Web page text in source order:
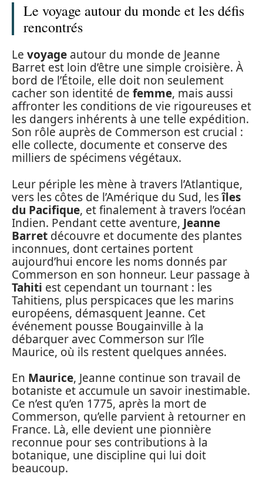
Le voyage autour du monde et les défis
rencontrés
Le voyage autour du monde de Jeanne
Barret est loin d’être une simple croisière. À
bord de l’Étoile, elle doit non seulement
cacher son identité de femme, mais aussi
affronter les conditions de vie rigoureuses et
les dangers inhérents à une telle expédition.
Son rôle auprès de Commerson est crucial :
elle collecte, documente et conserve des
milliers de spécimens végétaux.
Leur périple les mène à travers l’Atlantique,
vers les côtes de l’Amérique du Sud, lesîles
du Pacifique, et finalement à travers l’océan
Indien. Pendant cette aventure, Jeanne
Barret découvre et documente des plantes
inconnues, dont certaines portent
aujourd’hui encore les noms donnés par
Commerson en son honneur. Leur passage à
Tahiti est cependant un tournant : les
Tahitiens, plus perspicaces que les marins
européens, démasquent Jeanne. Cet
événement pousse Bougainville à la
débarquer avec Commerson sur l’île
Maurice, où ils restent quelques années.
En Maurice, Jeanne continue son travail de
botaniste et accumule un savoir inestimable.
Ce n’est qu’en 1775, après la mort de
Commerson, qu’elle parvient à retourner en
France. Là, elle devient une pionnière
reconnue pour ses contributions à la
botanique, une discipline qui lui doit
beaucoup.